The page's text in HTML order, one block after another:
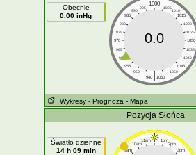
Obecnie
0.00 inHg
1000
995 1005
990
1010
985
1015
980
1020
975
1025
970
1030
965
1035
960
1040
955
1045
950
1050
|
940 1060
0.0
Wykresy - Prognoza - Mapa
Pozycja Słońca
Światło dzienne
14 h 09 min
11am 1pm
10am 2pm
9am 3pm